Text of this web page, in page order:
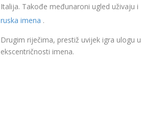
Italija. Takođe međunaroni ugled uživaju i
ruska imena .
Drugim riječima, prestiž uvijek igra ulogu u
ekscentričnosti imena.